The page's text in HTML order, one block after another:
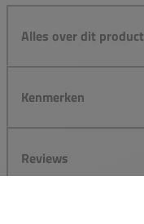
Alles over dit product
Kenmerken
Reviews